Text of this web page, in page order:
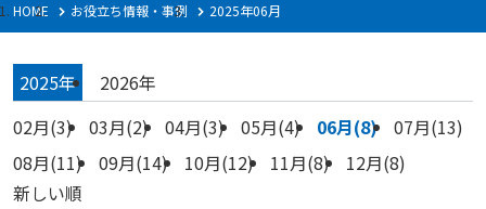
HOME お役立ち情報・事例 2025年06月
2025年
2026年
02月(3)
03月(2) 04月(3) 05月(4) 06月(8)
07月(13)
08月(11)
09月(14) 10月(12) 11月(8)
12月(8)
新しい順